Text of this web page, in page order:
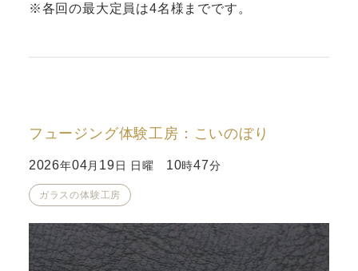
※各回の最大定員は4名様までです。
フュージング体験工房：こいのぼり
2026年04 月 19 日 日曜 10時47分
ガラスの体験工房